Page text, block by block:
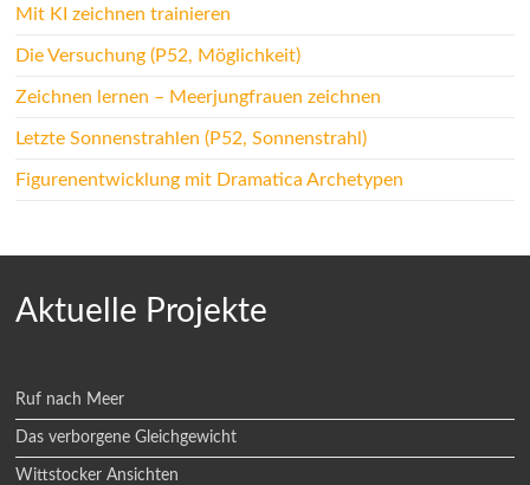
Mit KI zeichnen trainieren
Die Versuchung (P52, Möglichkeit)
Zeichnen lernen – Meerjungfrauen zeichnen
Letzte Sonnenstrahlen (P52, Sonnenstrahl)
Figurenentwicklung mit Dramatica Archetypen
Aktuelle Projekte
Ruf nach Meer
Das verborgene Gleichgewicht
Wittstocker Ansichten